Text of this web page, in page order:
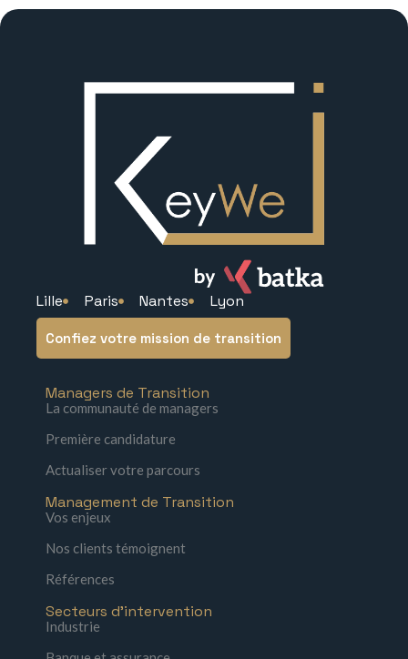
Lille Paris Nantes Lyon
Confiez votre mission de transition
Managers de Transition
La communauté de managers
Première candidature
Actualiser votre parcours
Management de Transition
Vos enjeux
Nos clients témoignent
Références
Secteurs d'intervention
Industrie